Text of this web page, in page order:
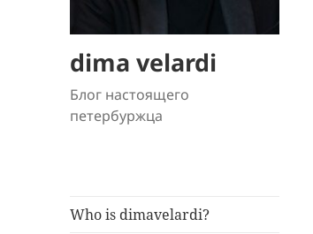
dima velardi
Блог настоящего
петербуржца
Who is dimavelardi?